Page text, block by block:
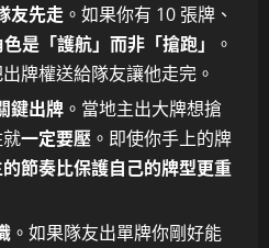
友先走 。如果你有 10 張牌、
是「護航」而非「搶跑」
。
牌權送給隊友讓他走完。
鍵出牌 。當地主出大牌想搶
一定要壓 。即使你手上的牌
節奏比保護自己的牌型更重
。如果隊友出單牌你剛好能